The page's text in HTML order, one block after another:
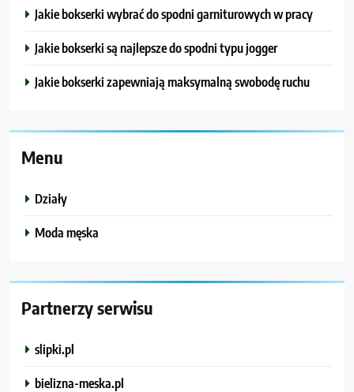
Jakie bokserki wybrać do spodni garniturowych w pracy
Jakie bokserki są najlepsze do spodni typu jogger
Jakie bokserki zapewniają maksymalną swobodę ruchu
Menu
Działy
Moda męska
Partnerzy serwisu
slipki.pl
bielizna-meska.pl